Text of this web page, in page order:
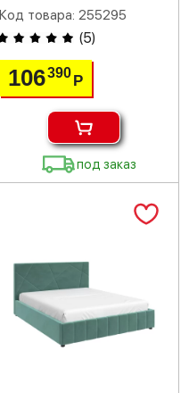
Код товара: 255295
(5)
106390 Р
под заказ